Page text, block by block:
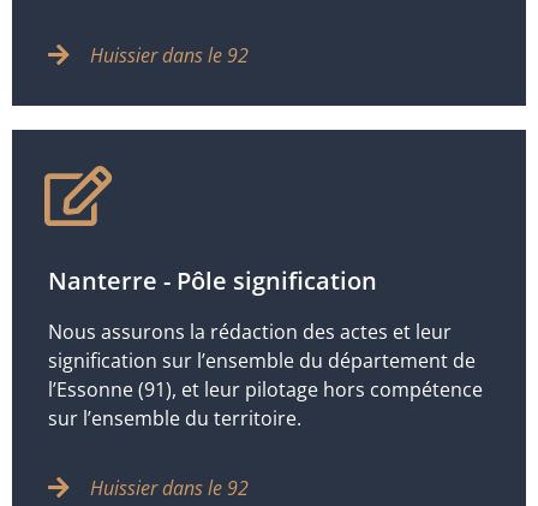
Huissier dans le 92
Nanterre - Pôle signification
Nous assurons la rédaction des actes et leur
signification sur l’ensemble du département de
l’Essonne (91), et leur pilotage hors compétence
sur l’ensemble du territoire.
Huissier dans le 92